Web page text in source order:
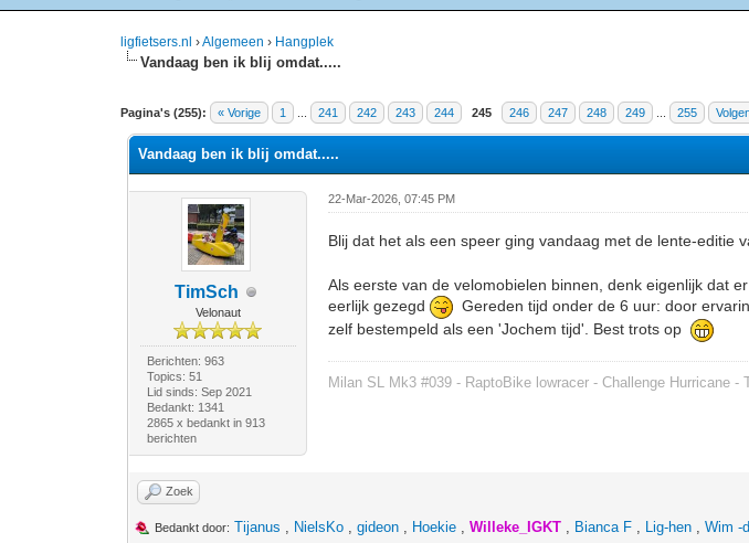
ligfietsers.nl ›Algemeen › Hangplek
Vandaag ben ik blij omdat.....
Pagina's (255): « Vorige 1 241 242 243 244 245 246 247 248 249 255
8 stemmen - gemiddelde waardering is 4.25
1
2
3
4
5
Vandaag ben ik blij omdat.....
TimSch
Velonaut
Berichten: 963
Topics: 51
Lid sinds: Sep 2021
Bedankt: 1341
2865 x bedankt in 913
berichten
22-Mar-2026, 07:45 PM
Blij dat het als een speer ging vandaag met de lente-editie
Als eerste van de velomobielen binnen, denk eigenlijk dat
eerlijk gezegd
Gereden tijd onder de 6 uur: door
zelf bestempeld als een 'Jochem tijd'. Best trots op
Milan SL Mk3 #039 - RaptoBike lowracer - Challenge Hurricane -
Zoek
Bedankt door: Tijanus , NielsKo ,gideon , Hoekie ,Willeke_IGKT , Bianca F , Lig-hen ,Wim -